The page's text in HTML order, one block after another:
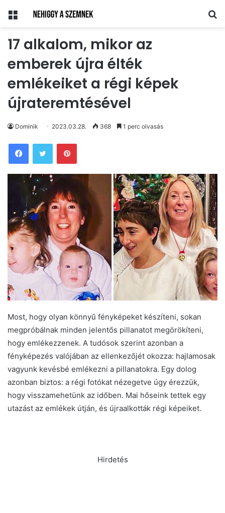
Menü
17 alkalom, mikor az
emberek újra élték
emlékeiket a régi képek
újrateremtésével
Dominik 2023.03.28. 368 1 perc olvasás
Pinterest
Most, hogy olyan könnyű fényképeket készíteni, sokan
megpróbálnak minden jelentős pillanatot megörökíteni,
hogy emlékezzenek. A tudósok szerint azonban a
fényképezés valójában az ellenkezőjét okozza: hajlamosak
vagyunk kevésbé emlékezni a pillanatokra. Egy dolog
azonban biztos: a régi fotókat nézegetve úgy érezzük,
hogy visszamehetünk az időben. Mai hőseink tettek egy
utazást az emlékek útján, és újraalkották régi képeiket.
Hirdetés